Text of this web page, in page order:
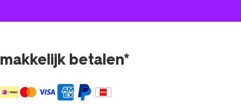
makkelijk betalen*